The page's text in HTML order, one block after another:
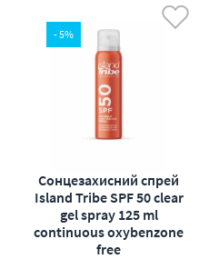
від дешевих до дорогих
від дорогих до дешевих
по наявності
- 5%
Сонцезахисний спрей
Island Tribe SPF 50 clear
gel spray 125 ml
continuous oxybenzone
free